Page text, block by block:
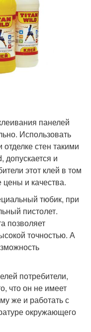
панелей
Использовать
стен такими
допускается и
этот клей в том
цены и качества.
тюбик, при
пистолет.
позволяет
точностью. А
потребители,
что он не имеет
же и работать с
окружающего